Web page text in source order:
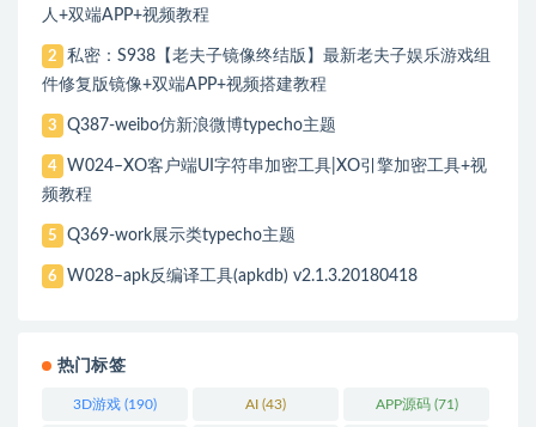
人+双端APP+视频教程
2
私密：S938【老夫子镜像终结版】最新老夫子娱乐游戏组
件修复版镜像+双端APP+视频搭建教程
3 Q387-weibo仿新浪微博typecho主题
4
W024–XO客户端UI字符串加密工具|XO引擎加密工具+视
频教程
5 Q369-work展示类typecho主题
6 W028–apk反编译工具(apkdb) v2.1.3.20180418
热门标签
3D游戏 (190) AI (43) APP源码(71)